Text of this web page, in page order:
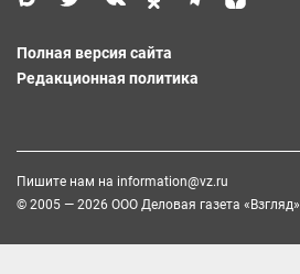
Полная версия сайта
Редакционная политика
Пишите нам на information@vz.ru
© 2005 — 2026 ООО Деловая газета «Взгляд»